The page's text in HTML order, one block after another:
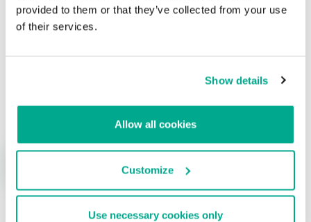
provided to them or that they’ve collected from your use
of their services.
Show details
Allow all cookies
Customize
Use necessary cookies only
Correo electrónico*